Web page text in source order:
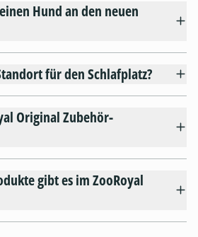
Hund an den neuen
für den Schlafplatz?
Original Zubehör-
gibt es im ZooRoyal